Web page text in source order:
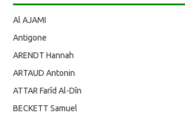
Al AJAMI
Antigone
ARENDT Hannah
ARTAUD Antonin
ATTAR Farîd Al-Dîn
BECKETT Samuel